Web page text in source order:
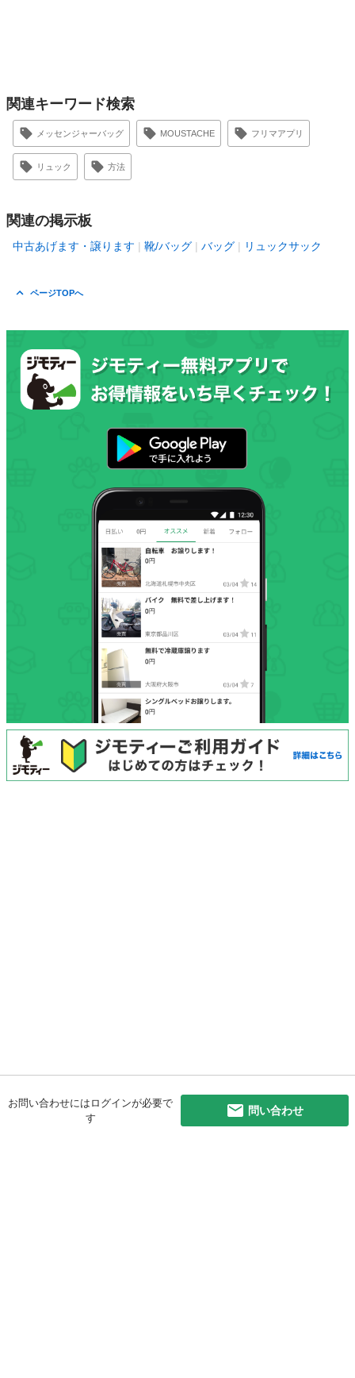
お問い合わせにはログインが必要で
す
問い合わせ
関連キーワード検索
メッセンジャーバッグ MOUSTACHE フリマアプリ
リュック 方法
関連の掲示板
中古あげます・譲ります 靴/バッグ バッグ リュックサック
ページTOPへ